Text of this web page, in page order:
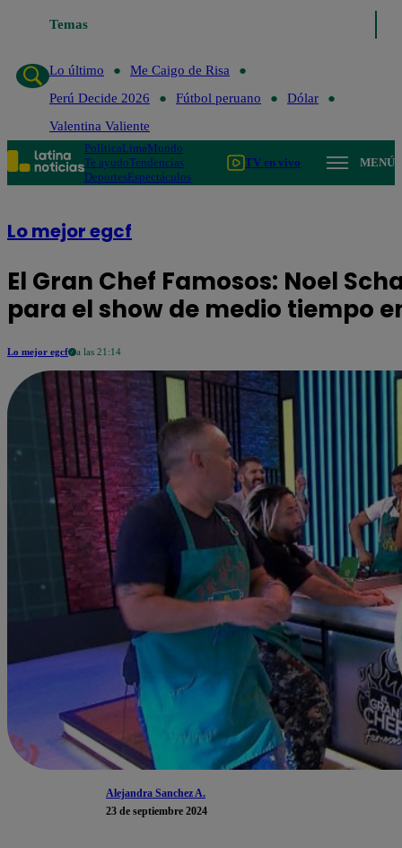
Temas
Lo último
Me Caigo de Risa
Perú Decide 2026
Fútbol peruano
Dólar
Valentina Valiente
PolíticaLimaMundo
Te ayudoTendencias
DeportesEspectáculos
TV en vivo MENÚ
Lo mejor egcf
El Gran Chef Famosos: Noel
para el show de medio tiempo
Lo mejor egcf a las 21:14
Alejandra Sanchez A.
23 de septiembre 2024